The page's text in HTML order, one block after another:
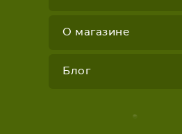
О магазине
Блог